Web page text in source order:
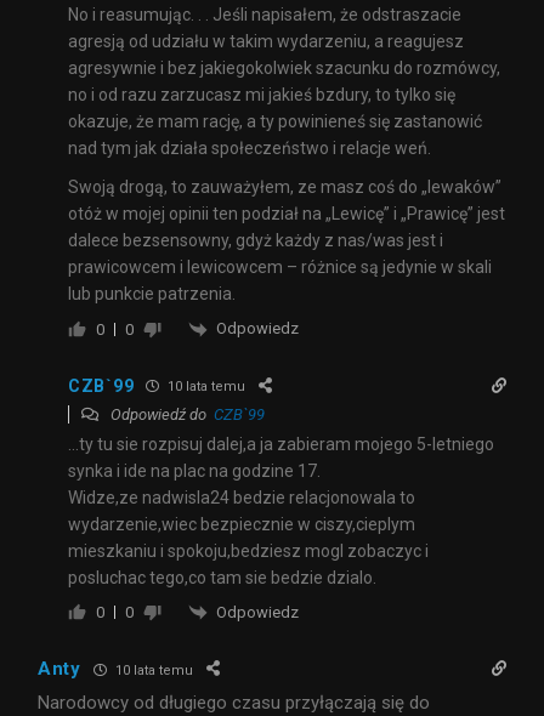
No i reasumując. . . Jeśli napisałem, że odstraszacie
agresją od udziału w takim wydarzeniu, a reagujesz
agresywnie i bez jakiegokolwiek szacunku do rozmówcy,
no i od razu zarzucasz mi jakieś bzdury, to tylko się
okazuje, że mam rację, a ty powinieneś się zastanowić
nad tym jak działa społeczeństwo i relacje weń.
Swoją drogą, to zauważyłem, ze masz coś do „lewaków”
otóż w mojej opinii ten podział na „Lewicę” i „Prawicę” jest
dalece bezsensowny, gdyż każdy z nas/was jest i
prawicowcem i lewicowcem – różnice są jedynie w skali
lub punkcie patrzenia.
0 0 Odpowiedz
CZB`99 10 lata temu
Odpowiedź do CZB`99
…ty tu sie rozpisuj dalej,a ja zabieram mojego 5-letniego
synka i ide na plac na godzine 17.
Widze,ze nadwisla24 bedzie relacjonowala to
wydarzenie,wiec bezpiecznie w ciszy,cieplym
mieszkaniu i spokoju,bedziesz mogl zobaczyc i
posluchac tego,co tam sie bedzie dzialo.
0 0 Odpowiedz
Anty 10 lata temu
Narodowcy od długiego czasu przyłączają się do